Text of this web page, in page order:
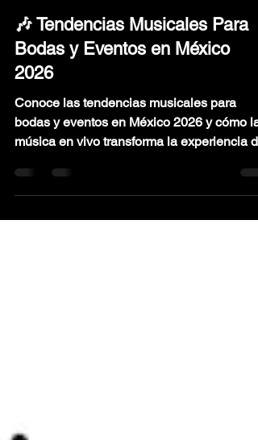
30 ene
3 min de lectura
🎶 Tendencias Musicales Para
Bodas y Eventos en México
2026
Conoce las tendencias musicales para
bodas y eventos en México 2026 y cómo la